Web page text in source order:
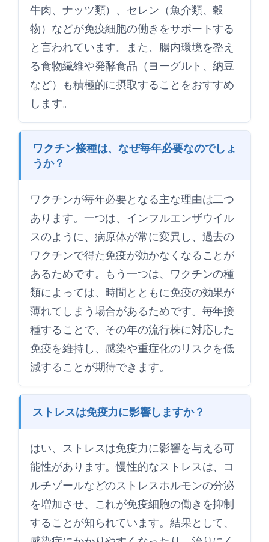
牛肉、ナッツ類）、セレン（魚介類、穀
物）などが免疫細胞の働きをサポートする
と言われています。また、腸内環境を整え
る食物繊維や発酵食品（ヨーグルト、納豆
など）も積極的に摂取することをおすすめ
します。
ワクチン接種は、なぜ毎年必要なのでしょ
うか？
ワクチンが毎年必要となる主な理由は二つ
あります。一つは、インフルエンザウイル
スのように、病原体が常に変異し、過去の
ワクチンで得た免疫が効かなくなることが
あるためです。もう一つは、ワクチンの種
類によっては、時間とともに免疫の効果が
薄れてしまう場合があるためです。毎年接
種することで、その年の流行株に対応した
免疫を維持し、感染や重症化のリスクを低
減することが期待できます。
ストレスは免疫力に影響しますか？
はい、ストレスは免疫力に影響を与える可
能性があります。慢性的なストレスは、コ
ルチゾールなどのストレスホルモンの分泌
を増加させ、これが免疫細胞の働きを抑制
することが知られています。結果として、